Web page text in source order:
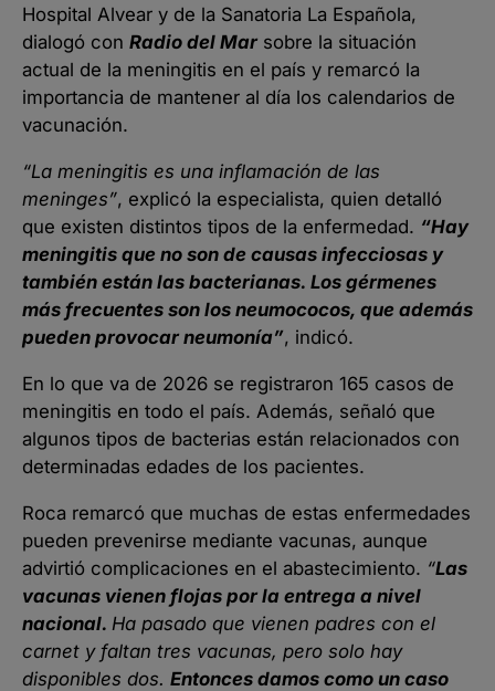
Hospital Alvear y de la Sanatoria La Española,
dialogó con Radio del Mar sobre la situación
actual de la meningitis en el país y remarcó la
importancia de mantener al día los calendarios de
vacunación.
“La meningitis es una inflamación de las
meninges”, explicó la especialista, quien detalló
que existen distintos tipos de la enfermedad. “Hay
meningitis que no son de causas infecciosas y
también están las bacterianas. Los gérmenes
más frecuentes son los neumococos, que además
pueden provocar neumonía”, indicó.
En lo que va de 2026 se registraron 165 casos de
meningitis en todo el país. Además, señaló que
algunos tipos de bacterias están relacionados con
determinadas edades de los pacientes.
Roca remarcó que muchas de estas enfermedades
pueden prevenirse mediante vacunas, aunque
advirtió complicaciones en el abastecimiento. “Las
vacunas vienen flojas por la entrega a nivel
nacional. Ha pasado que vienen padres con el
carnet y faltan tres vacunas, pero solo hay
disponibles dos. Entonces damos como un caso